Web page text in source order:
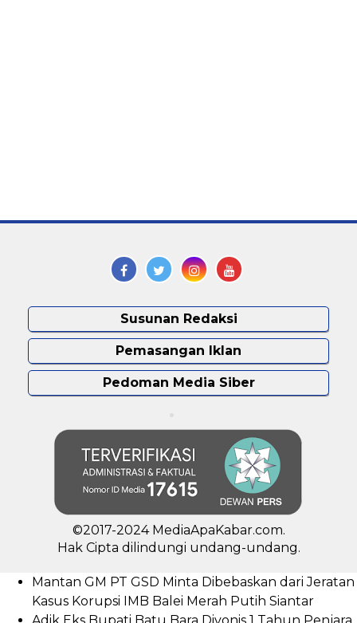
Susunan Redaksi
Pemasangan Iklan
Pedoman Media Siber
©2017-2024 MediaApaKabar.com.
Hak Cipta dilindungi undang-undang.
Mantan GM PT GSD Minta Dibebaskan dari Jeratan
Kasus Korupsi IMB Balei Merah Putih Siantar